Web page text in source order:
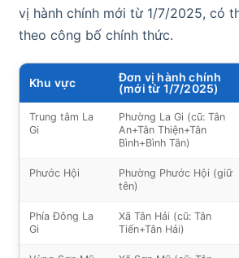
vị hành chính mới từ 1/7/2025, có
theo công bố chính thức.
Khu vực
Đơn vị hành chính
(mới từ 1/7/2025)
Trung tâm La
Gi
Phường La Gi (cũ: Tân
An+Tân Thiện+Tân
Bình+Bình Tân)
Phước Hội
Phường Phước Hội (giữ
tên)
Phía Đông La
Gi
Xã Tân Hải (cũ: Tân
Tiến+Tân Hải)